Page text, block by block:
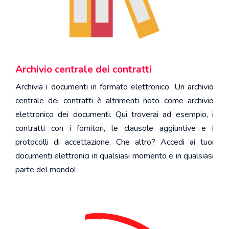
Archivio centrale dei contratti
Archivia i documenti in formato elettronico. Un archivio
centrale dei contratti è altrimenti noto come archivio
elettronico dei documenti. Qui troverai ad esempio, i
contratti con i fornitori, le clausole aggiuntive e i
protocolli di accettazione. Che altro? Accedi ai tuoi
documenti elettronici in qualsiasi momento e in qualsiasi
parte del mondo!